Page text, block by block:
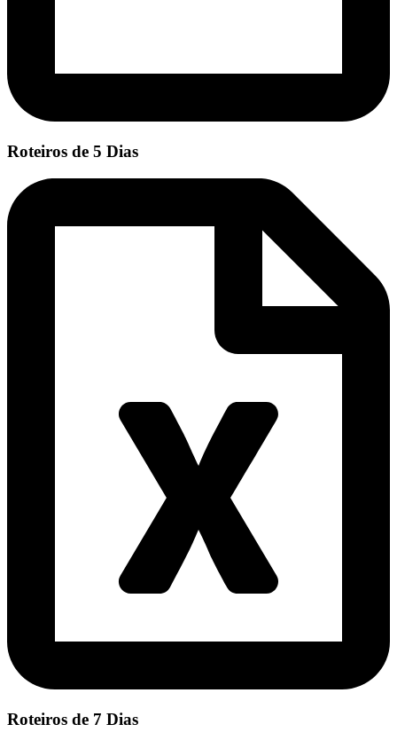
Roteiros de 5 Dias
Roteiros de 7 Dias